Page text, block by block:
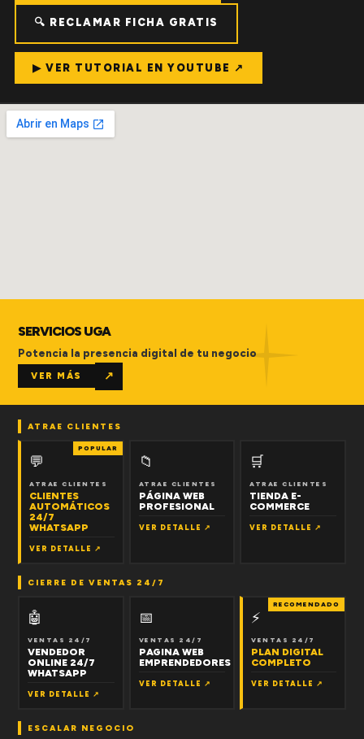
🔍 RECLAMAR FICHA GRATIS
▶ VER TUTORIAL EN YOUTUBE ↗
SERVICIOS UGA
Potencia la presencia digital de tu negocio
VER MÁS ↗
ATRAE CLIENTES
POPULAR
💬
ATRAE CLIENTES
CLIENTES
AUTOMÁTICOS
24/7
WHATSAPP
VER DETALLE ↗
📁
ATRAE CLIENTES
PÁGINA WEB
PROFESIONAL
VER DETALLE ↗
🛒
ATRAE CLIENTES
TIENDA E-
COMMERCE
VER DETALLE ↗
CIERRE DE VENTAS 24/7
🤖
VENTAS 24/7
VENDEDOR
ONLINE 24/7
WHATSAPP
VER DETALLE ↗
📅
VENTAS 24/7
PAGINA WEB
EMPRENDEDORES
VER DETALLE ↗
RECOMENDADO
⚡
VENTAS 24/7
PLAN DIGITAL
COMPLETO
VER DETALLE ↗
ESCALAR NEGOCIO